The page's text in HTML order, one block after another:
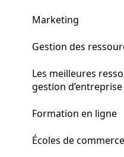
Marketing
Gestion des
Les meilleures
gestion d’entreprise
Formation en ligne
Écoles de commerce